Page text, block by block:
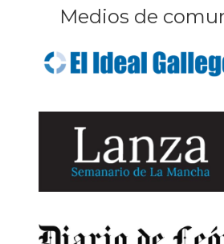
Medios de